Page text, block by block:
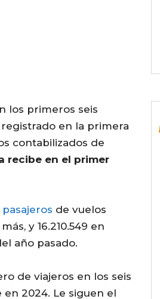
los primeros seis
en la primera
contabilizados de
recibe en el primer
pasajeros de vuelos
y 16.210.549 en
año pasado.
de viajeros en los seis
en 2024. Le siguen el